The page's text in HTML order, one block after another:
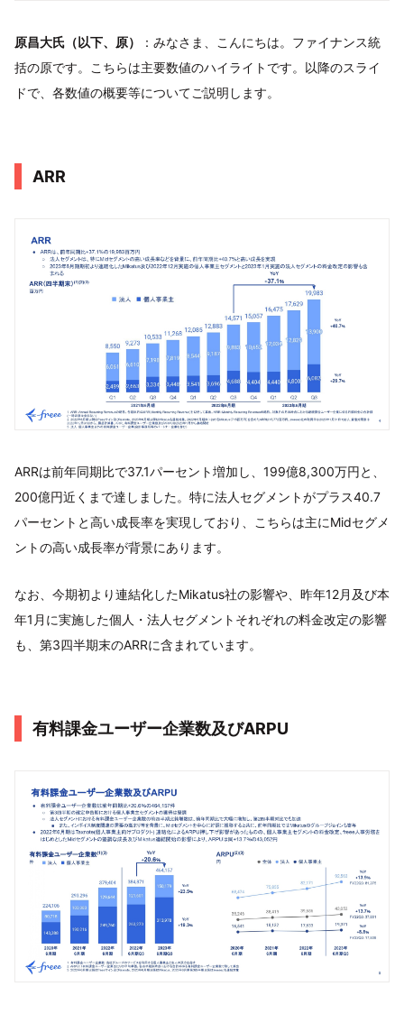
原昌大氏（以下、原）
：みなさま、こんにちは。ファイナンス統
括の原です。こちらは主要数値のハイライトです。以降のスライ
ドで、各数値の概要等についてご説明します。
ARR
ARRは前年同期比で37.1パーセント増加し、199億8,300万円と、
200億円近くまで達しました。特に法人セグメントがプラス40.7
パーセントと高い成長率を実現しており、こちらは主にMidセグメ
ントの高い成長率が背景にあります。
なお、今期初より連結化したMikatus社の影響や、昨年12月及び本
年1月に実施した個人・法人セグメントそれぞれの料金改定の影響
も、第3四半期末のARRに含まれています。
有料課金ユーザー企業数及びARPU